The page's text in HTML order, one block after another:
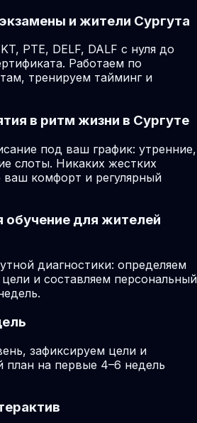
и жители Сургута
PTE, DELF, DALF с нуля до
Работаем по
тренируем тайминг и
в ритм жизни в Сургуте
под ваш график: утренние,
слоты. Никаких жестких
комфорт и регулярный
обучение для жителей
диагностики: определяем
и составляем персональный
зафиксируем цели и
на первые 4–6 недель